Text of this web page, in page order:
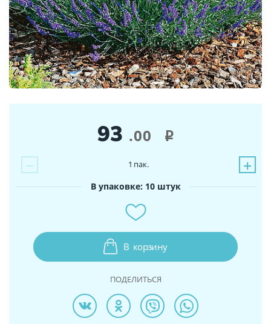
93 .00 i
− +
1 пак.
В упаковке: 10 штук
В корзину
ПОДЕЛИТЬСЯ